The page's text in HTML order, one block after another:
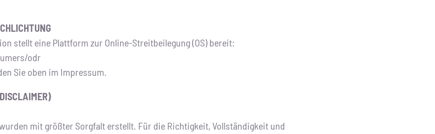
stellt eine Plattform zur Online-Streitbeilegung (OS) bereit:
odr
Sie oben im Impressum.
mit größter Sorgfalt erstellt. Für die Richtigkeit, Vollständigkeit und